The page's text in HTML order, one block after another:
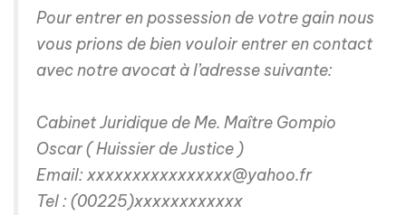
Pour entrer en possession de votre gain nous
vous prions de bien vouloir entrer en contact
avec notre avocat à l’adresse suivante:
Cabinet Juridique de Me. Maître Gompio
Oscar ( Huissier de Justice )
Email: xxxxxxxxxxxxxxxx@yahoo.fr
Tel : (00225)xxxxxxxxxxxx